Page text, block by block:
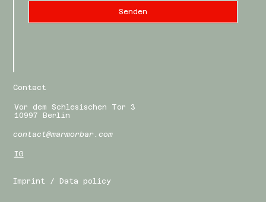
Senden
Contact
Vor dem Schlesischen Tor 3
10997 Berlin
contact@marmorbar.com
IG
Imprint / Data policy